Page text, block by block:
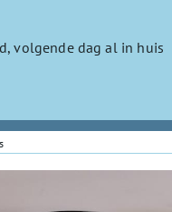
volgende dag al in huis